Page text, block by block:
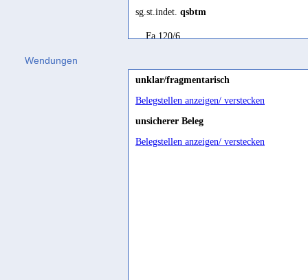
sg.st.indet. qsbtm
Fa 120/6
Wendungen
unklar/fragmentarisch
Belegstellen anzeigen/ verstecken
unsicherer Beleg
Belegstellen anzeigen/ verstecken